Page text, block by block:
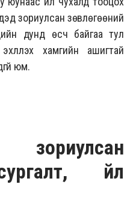
зориулсан зөвлөгөөний
дунд өсч байгаа тул
хамгийн ашигтай
юм.
үйл